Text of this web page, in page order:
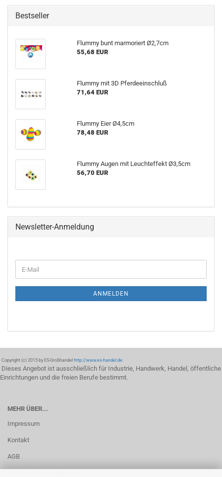
Bestseller
Flummy bunt marmoriert Ø2,7cm
55,68 EUR
Flummy mit 3D Pferdeeinschluß
71,64 EUR
Flummy Eier Ø4,5cm
78,48 EUR
Flummy Augen mit Leuchteffekt Ø3,5cm
56,70 EUR
Newsletter-Anmeldung
ANMELDEN
Copyright (c) 2015 by ES-Großhandel http://www.es-handel.de.
Dieses Angebot ist ausschließlich für Industrie, Handwerk, Handel, öffentliche
Einrichtungen und die freien Berufe bestimmt.
MEHR ÜBER...
Impressum
Kontakt
AGB